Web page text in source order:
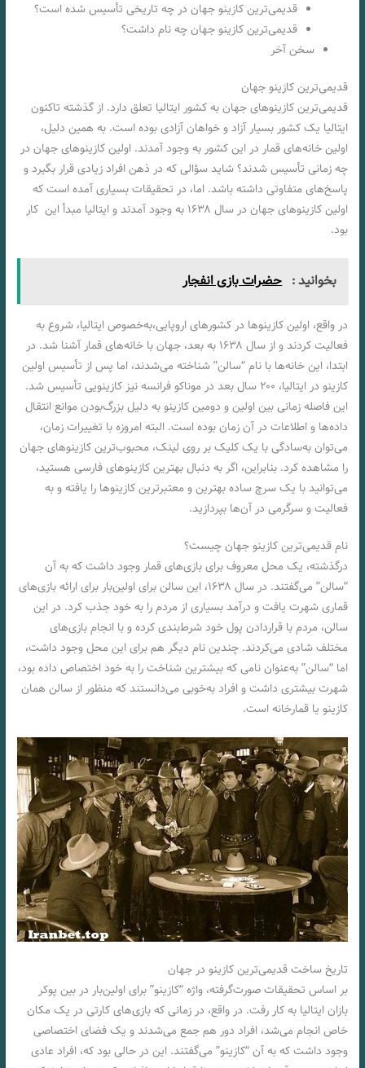
قدیمی‌ترین کازینو جهان در چه تاریخی تأسیس شده است؟
قدیمی‌ترین کازینو جهان چه نام داشت؟
سخن آخر
قدیمی‌ترین کازینو جهان
قدیمی‌ترین کازینوهای جهان به کشور ایتالیا تعلق دارد. از گذشته تاکنون
ایتالیا یک کشور بسیار آزاد و خواهان آزادی بوده است. به همین دلیل،
اولین خانه‌های قمار در این کشور به وجود آمدند. اولین کازینوهای جهان در
چه زمانی تأسیس شدند؟ شاید سؤالی که در ذهن افراد زیادی قرار بگیرد و
پاسخ‌های متفاوتی داشته باشد. اما، در تحقیقات بسیاری آمده است که
اولین کازینوهای جهان در سال ۱۶۳۸ به وجود آمدند و ایتالیا مبدأ این کار
بود.
بخوانید : حضرات بازی انفجار
در واقع، اولین کازینوها در کشورهای اروپایی،به‌خصوص ایتالیا، شروع به
فعالیت کردند و از سال ۱۶۳۸ به بعد، جهان با خانه‌های قمار آشنا شد. در
ابتدا، این خانه‌ها با نام “سالن” شناخته می‌شدند، اما پس از تأسیس اولین
کازینو در ایتالیا، ۲۰۰ سال بعد در موناکو فرانسه نیز کازینویی تأسیس شد.
این فاصله زمانی بین اولین و دومین کازینو به دلیل بزرگ‌بودن موانع انتقال
داده‌ها و اطلاعات در آن زمان بوده است. البته امروزه با تغییرات زمان،
می‌توان به‌سادگی با یک کلیک بر روی لینک، محبوب‌ترین کازینوهای جهان
را مشاهده کرد. بنابراین، اگر به دنبال بهترین کازینوهای فارسی هستید،
می‌توانید با یک سرچ ساده بهترین و معتبرترین کازینوها را یافته و به
فعالیت و سرگرمی در آن‌ها بپردازید.
نام قدیمی‌ترین کازینو جهان چیست؟
درگذشته، یک محل معروف برای بازی‌های قمار وجود داشت که به آن
“سالن” می‌گفتند. در سال ۱۶۳۸، این سالن برای اولین‌بار برای ارائه بازی‌های
قماری شهرت یافت و درآمد بسیاری از مردم را به خود جذب کرد. در این
سالن، مردم با قراردادن پول خود شرط‌بندی کرده و با انجام بازی‌های
مختلف شادی می‌کردند. چندین نام دیگر هم برای این محل وجود داشت،
اما “سالن” به‌عنوان نامی که بیشترین شناخت را به خود اختصاص داده بود،
شهرت بیشتری داشت و افراد به‌خوبی می‌دانستند که منظور از سالن همان
کازینو یا قمارخانه است‌.
تاریخ ساخت قدیمی‌ترین کازینو در جهان
بر اساس تحقیقات صورت‌گرفته، واژه “کازینو” برای اولین‌بار در بین پوکر
بازان ایتالیا به کار رفت. در واقع، در زمانی که بازی‌های کارتی در یک مکان
خاص انجام می‌شد، افراد دور هم جمع می‌شدند و یک فضای اختصاصی
وجود داشت که به آن “کازینو” می‌گفتند. این در حالی بود که، افراد عادی